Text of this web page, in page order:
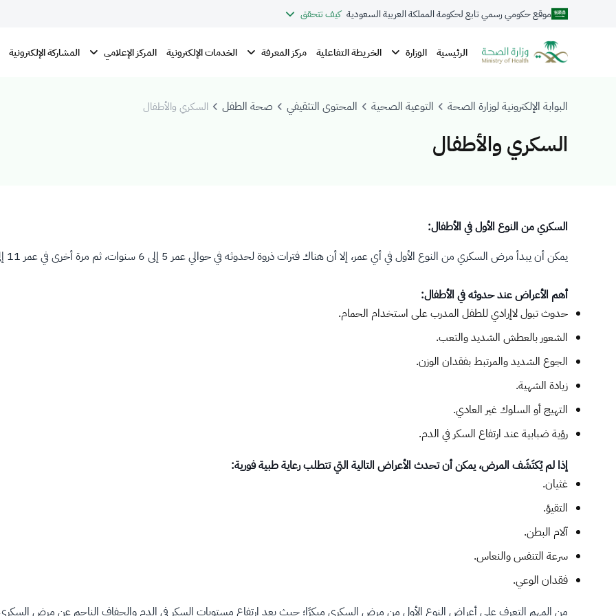
موقع حكومي رسمي تابع لحكومة المملكة العربية السعودية كيف تتحقق
الرئيسية الوزارة الخريطة التفاعلية مركز المعرفة الخدمات الإلكترونية المركز الإعلامي المشاركة الإلكترونية
البوابة الإلكترونية لوزارة الصحة التوعية الصحية المحتوى التثقيفي صحة الطفل السكري والأطفال
السكري والأطفال
السكري من النوع الأول في الأطفال:
يمكن أن يبدأ مرض السكري من النوع الأول في أي عمر، إلا أن هناك فترات ذروة لحدوثه في حوالي عمر 5 إلى 6 سنوات، ثم مرة أخرى في عمر 11 إلى 13 عامًا.
أهم الأعراض عند حدوثه في الأطفال:
​حدوث تبول لاإرادي للطفل المدرب على استخدام الحمام.
الشعور بالعطش الشديد والتعب.
الجوع الشديد والمرتبط بفقدان الوزن.
زيادة الشهية.
التهيج أو السلوك غير العادي.
رؤية ضبابية عند ارتفاع السكر في الدم.
إذا لم يُكتَشَف المرض، يمكن أن تحدث الأعراض التالية التي تتطلب رعاية طبية فورية:
غثيان.
التقيؤ.
آلام البطن.
سرعة التنفس والنعاس.
فقدان الوعي.
من المهم التعرف على أعراض النوع الأول من مرض السكري مبكرًا؛ حيث يعد ارتفاع مستويات السكر في الدم والجفاف الناجم عن مرض السكري